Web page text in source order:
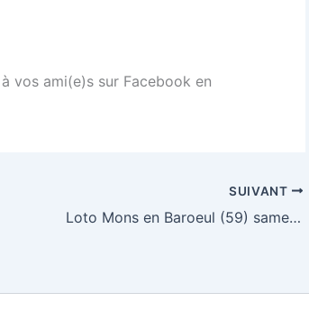
vos ami(e)s sur Facebook en
SUIVANT
Loto Mons en Baroeul (59) samedi 14 avril 2012